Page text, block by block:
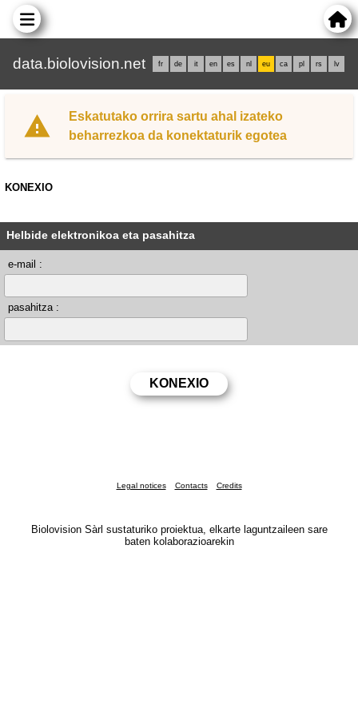
data.biolovision.net fr de it en es nl eu ca pl rs lv
Eskatutako orrira sartu ahal izateko
beharrezkoa da konektaturik egotea
KONEXIO
Helbide elektronikoa eta pasahitza
e-mail :
pasahitza :
Legal notices Contacts Credits
Biolovision Sàrl sustaturiko proiektua, elkarte laguntzaileen sare
baten kolaborazioarekin